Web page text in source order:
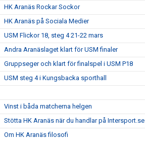
HK Aranäs Rockar Sockor
HK Aranäs på Sociala Medier
USM Flickor 18, steg 4 21-22 mars
Andra Aranäslaget klart för USM finaler
Gruppseger och klart för finalspel i USM P18
USM steg 4 i Kungsbacka sporthall
Vinst i båda matcherna helgen
Stötta HK Aranäs när du handlar på Intersport.se
Om HK Aranäs filosofi